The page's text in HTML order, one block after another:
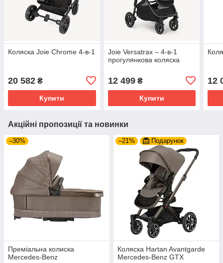
Коляска Joie Chrome 4-в-1
20 582 ₴
Купити
Joie Versatrax – 4-в-1
прогулянкова коляска
12 499₴
Купити
12
Акційні пропозиції та новинки
–30%
Преміальна колиска
Mercedes-Benz
–21% Подарунок
Коляска Hartan Avantgarde
Mercedes-Benz GTX